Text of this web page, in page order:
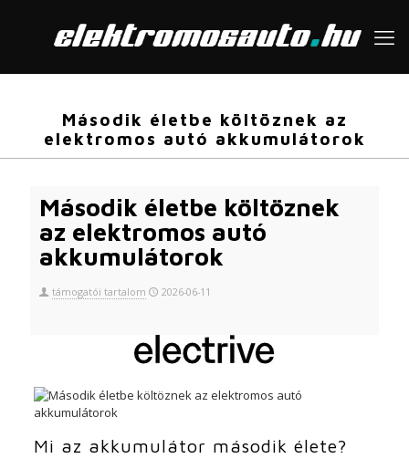
Második életbe költöznek az
elektromos autó akkumulátorok
Második életbe költöznek
az elektromos autó
akkumulátorok
támogatói tartalom 2026-06-11
Mi az akkumulátor második élete?